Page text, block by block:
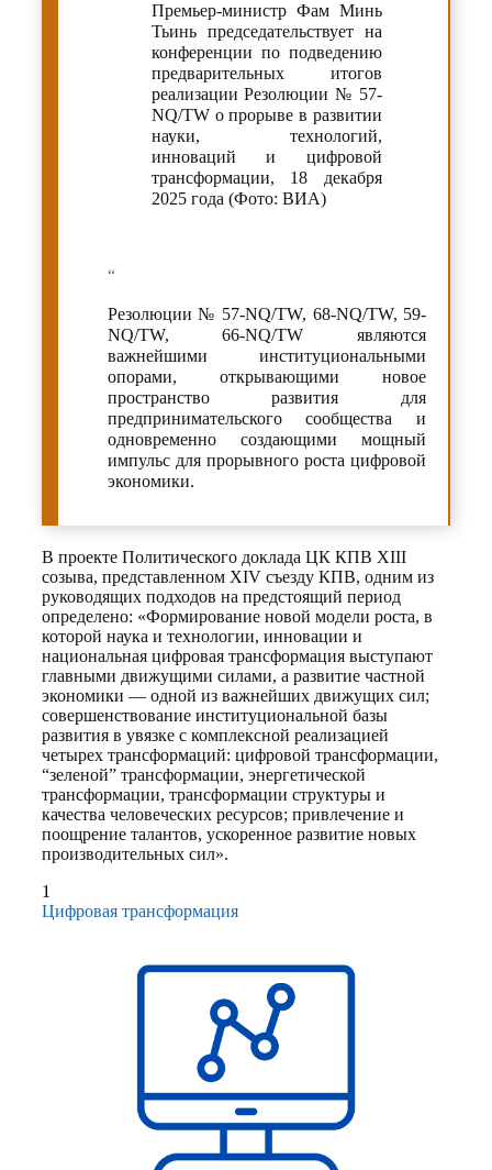
Премьер-министр Фам Минь
Тьинь председательствует на
конференции по подведению
предварительных итогов
реализации Резолюции № 57-
NQ/TW о прорыве в развитии
науки, технологий,
инноваций и цифровой
трансформации, 18 декабря
2025 года (Фото: ВИА)
“
Резолюции № 57-NQ/TW, 68-NQ/TW, 59-
NQ/TW, 66-NQ/TW являются
важнейшими институциональными
опорами, открывающими новое
пространство развития для
предпринимательского сообщества и
одновременно создающими мощный
импульс для прорывного роста цифровой
экономики.
В проекте Политического доклада ЦК КПВ XIII
созыва, представленном XIV съезду КПВ, одним из
руководящих подходов на предстоящий период
определено: «Формирование новой модели роста, в
которой наука и технологии, инновации и
национальная цифровая трансформация выступают
главными движущими силами, а развитие частной
экономики — одной из важнейших движущих сил;
совершенствование институциональной базы
развития в увязке с комплексной реализацией
четырех трансформаций: цифровой трансформации,
“зеленой” трансформации, энергетической
трансформации, трансформации структуры и
качества человеческих ресурсов; привлечение и
поощрение талантов, ускоренное развитие новых
производительных сил».
1
Цифровая трансформация